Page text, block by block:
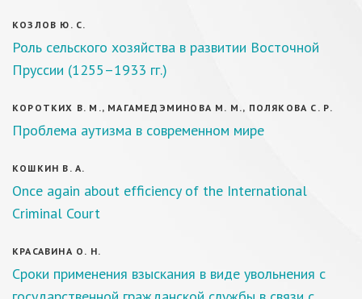
КОЗЛОВ Ю. С.
Роль сельского хозяйства в развитии Восточной
Пруссии (1255–1933 гг.)
КОРОТКИХ В. М., МАГАМЕДЭМИНОВА М. М., ПОЛЯКОВА С. Р.
Проблема аутизма в современном мире
КОШКИН В. А.
Once again about efficiency of the International
Criminal Court
КРАСАВИНА О. Н.
Сроки применения взыскания в виде увольнения с